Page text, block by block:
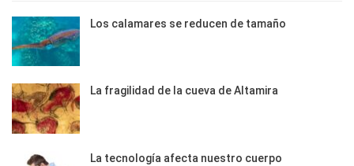
Los calamares se reducen de tamaño
La fragilidad de la cueva de Altamira
La tecnología afecta nuestro cuerpo